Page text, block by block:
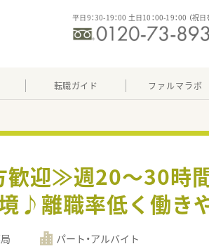
平日9：30-19：00 土日10：00-19：00 （祝
転職ガイド ファルマラボ
歓迎≫週20～30時
♪離職率低く働き
パート・アルバイト